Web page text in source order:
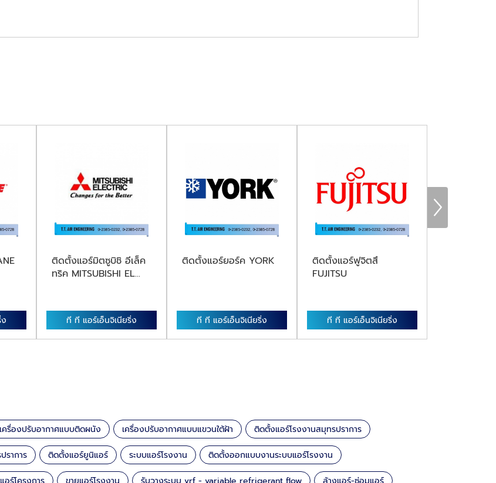
ติดตั้งแอร์มิตซูบิชิ อีเล็ค
ทริค MITSUBISHI EL...
ที ที แอร์เอ็นจิเนียริ่ง
ติดตั้งแอร์ยอร์ค YORK
ที ที แอร์เอ็นจิเนียริ่ง
ติดตั้งแอร์ฟูจิตสึ
FUJITSU
ที ที แอร์เอ็นจิเนียริ่ง
เครื่องปรับอากาศแบบติดผนัง เครื่องปรับอากาศแบบแขวนใต้ฝ้า ติดตั้งแอร์โรงงานสมุทรปราการ
ราการ ติดตั้งแอร์ยูนิแอร์ ระบบแอร์โรงงาน ติดตั้งออกแบบงานระบบแอร์โรงงาน